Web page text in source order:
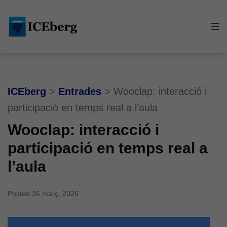
main
content
footer
ICEberg > Entrades > Wooclap: interacció i
participació en temps real a l’aula
Wooclap: interacció i
participació en temps real a
l’aula
Posted 16 març, 2026